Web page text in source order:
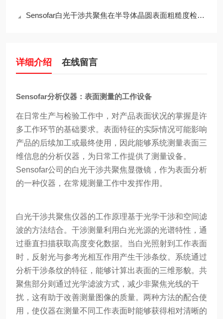
Sensofar白光干涉共聚焦在半导体晶圆表面粗糙度检测中的应用与行业标准对标
详细介绍 在线留言
Sensofar分析仪器：表面测量的工作设备
在日常生产与检验工作中，对产品表面状况的掌握是许
多工作环节的基础要求。表面特征的实际情况可能影响
产品的后续加工或最终使用，因此能够系统测量表面三
维信息的分析仪器，为日常工作提供了测量设备。
Sensofar公司的白光干涉共聚焦显微镜，作为表面分析
的一种仪器，在常规测量工作中发挥作用。
白光干涉共聚焦仪器的工作原理基于光学干涉和空间滤
波的方法结合。干涉测量利用白光光源的光谱特性，通
过垂直扫描获取高度变化数据。当白光照射到工作表面
时，反射光与参考光相互作用产生干涉条纹。系统通过
分析干涉条纹的特征，能够计算出表面的三维形貌。共
聚焦部分则通过光学滤波方式，减少非聚焦光线的干
扰，这有助于改善测量图像的质量。两种方法的配合使
用，使仪器在测量不同工作表面时能够获得相对清晰的